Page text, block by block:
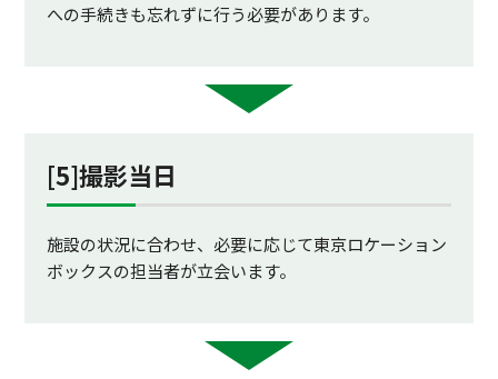
への手続きも忘れずに行う必要があります。
[5]撮影当日
施設の状況に合わせ、必要に応じて東京ロケーション
ボックスの担当者が立会います。